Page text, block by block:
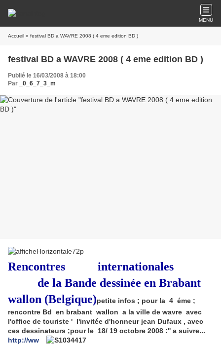
MENU
Accueil » festival BD a WAVRE 2008 ( 4 eme edition BD )
festival BD a WAVRE 2008 ( 4 eme edition BD )
Publié le 16/03/2008 à 18:00
Par
_0_6_7_3_m
Rencontres internationales
de la Bande dessinée en Brabant
wallon (Belgique)petite infos ; pour la 4 éme ;
rencontre Bd en brabant wallon a la ville de wavre avec
l'office de touriste ' l'invitée d'honneur jean Dufaux , avec
ces dessinateurs ;pour le 18/ 19 octobre 2008 :'' a suivre...
http://ww